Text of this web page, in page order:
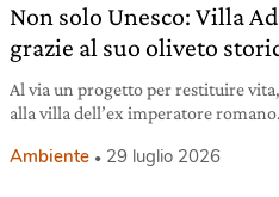
Non solo Unesco: Villa
grazie al suo oliveto
Al via un progetto per restituire
alla villa dell’ex imperatore romano.
Ambiente 29 luglio 2026